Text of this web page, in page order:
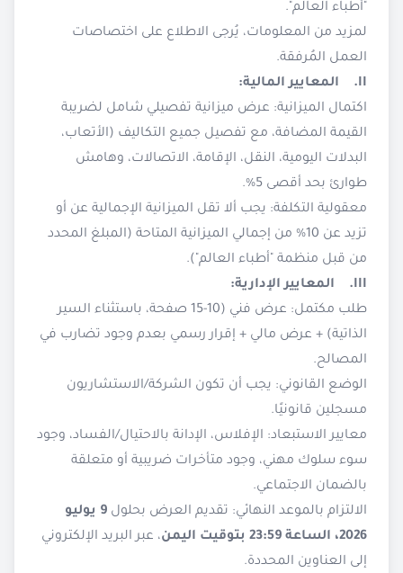
"أطباء العالم".
لمزيد من المعلومات، يُرجى الاطلاع على اختصاصات
العمل المُرفقة.
II. المعايير المالية:
اكتمال الميزانية: عرض ميزانية تفصيلي شامل لضريبة
القيمة المضافة، مع تفصيل جميع التكاليف (الأتعاب،
البدلات اليومية، النقل، الإقامة، الاتصالات، وهامش
طوارئ بحد أقصى 5%.
معقولية التكلفة: يجب ألا تقل الميزانية الإجمالية عن أو
تزيد عن 10% من إجمالي الميزانية المتاحة (المبلغ المحدد
من قبل منظمة "أطباء العالم").
III. المعايير الإدارية:
طلب مكتمل: عرض فني (10-15 صفحة، باستثناء السير
الذاتية) + عرض مالي + إقرار رسمي بعدم وجود تضارب في
المصالح.
الوضع القانوني: يجب أن تكون الشركة/الاستشاريون
مسجلين قانونيًا.
معايير الاستبعاد: الإفلاس، الإدانة بالاحتيال/الفساد، وجود
سوء سلوك مهني، وجود متأخرات ضريبية أو متعلقة
بالضمان الاجتماعي.
الالتزام بالموعد النهائي: تقديم العرض بحلول
9 يوليو
2026، الساعة 23:59 بتوقيت اليمن
، عبر البريد الإلكتروني
إلى العناوين المحددة.